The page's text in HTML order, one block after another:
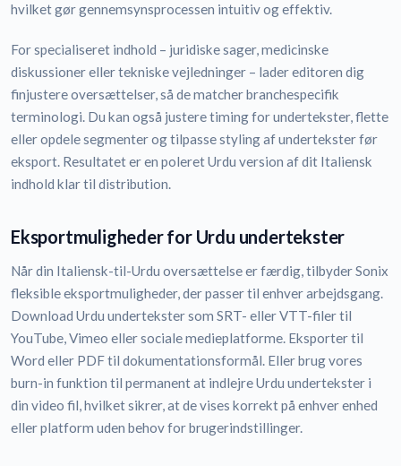
hvilket gør gennemsynsprocessen intuitiv og effektiv.
For specialiseret indhold – juridiske sager, medicinske
diskussioner eller tekniske vejledninger – lader editoren dig
finjustere oversættelser, så de matcher branchespecifik
terminologi. Du kan også justere timing for undertekster, flette
eller opdele segmenter og tilpasse styling af undertekster før
eksport. Resultatet er en poleret Urdu version af dit Italiensk
indhold klar til distribution.
Eksportmuligheder for Urdu undertekster
Når din Italiensk-til-Urdu oversættelse er færdig, tilbyder Sonix
fleksible eksportmuligheder, der passer til enhver arbejdsgang.
Download Urdu undertekster som SRT- eller VTT-filer til
YouTube, Vimeo eller sociale medieplatforme. Eksporter til
Word eller PDF til dokumentationsformål. Eller brug vores
burn-in funktion til permanent at indlejre Urdu undertekster i
din video fil, hvilket sikrer, at de vises korrekt på enhver enhed
eller platform uden behov for brugerindstillinger.